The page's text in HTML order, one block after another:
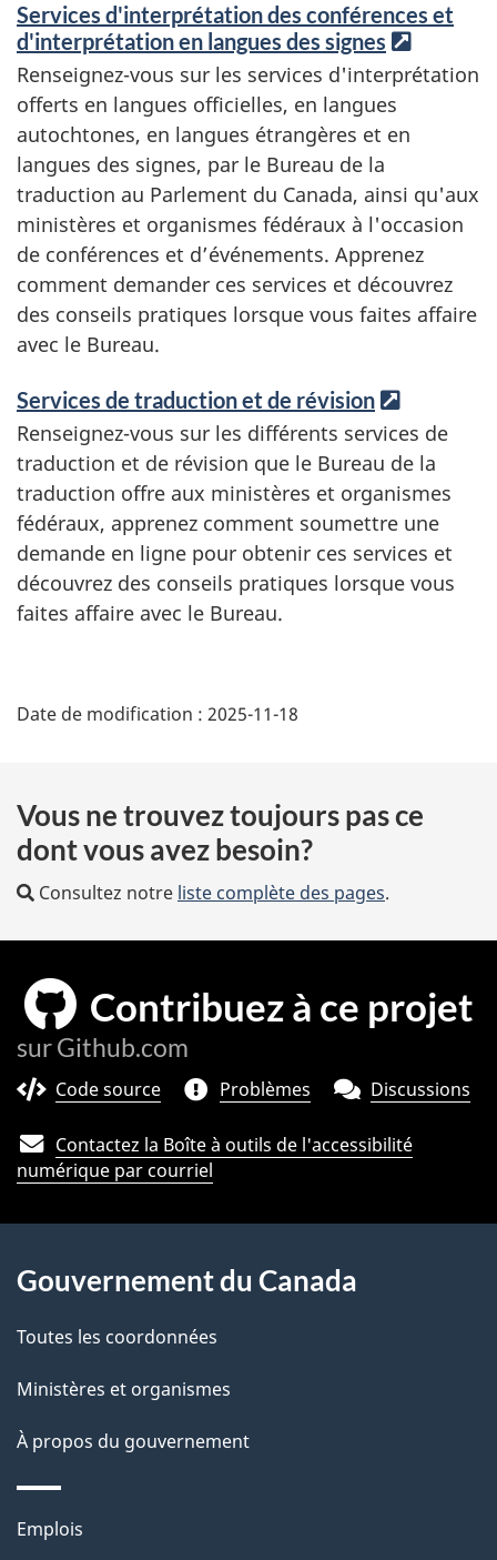
Services d'interprétation des conférences et
d'interprétation en langues des signes
i
t
e
r
n
e
Renseignez-vous sur les services d'interprétation
offerts en langues officielles, en langues
autochtones, en langues étrangères et en
langues des signes, par le Bureau de la
traduction au Parlement du Canada, ainsi qu'aux
ministères et organismes fédéraux à l'occasion
de conférences et d’événements. Apprenez
comment demander ces services et découvrez
des conseils pratiques lorsque vous faites affaire
avec le Bureau.
Services de traduction et de révision
i
e
n
i
n
t
e
Renseignez-vous sur les différents services de
traduction et de révision que le Bureau de la
traduction offre aux ministères et organismes
fédéraux, apprenez comment soumettre une
demande en ligne pour obtenir ces services et
découvrez des conseils pratiques lorsque vous
faites affaire avec le Bureau.
é
a
i
s
d
e
a
p
a
e
Date de modification : 2025-11-18
Vous ne trouvez toujours pas ce
dont vous avez besoin?
Consultez notre liste complète des pages.
Contribuez à ce projet
sur Github.com
Code source Problèmes Discussions
Contactez la Boîte à outils de l'accessibilité
numérique par courriel
propos
de
ce
site
Gouvernement du Canada
Toutes les coordonnées
Ministères et organismes
À propos du gouvernement
Thèmes
Emplois